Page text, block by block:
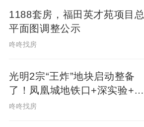
1188套房，福田英才苑项目总
平面图调整公示
咚咚找房
光明2宗“王炸”地块启动整备
了！凤凰城地铁口+深实验+商
业环绕
咚咚找房